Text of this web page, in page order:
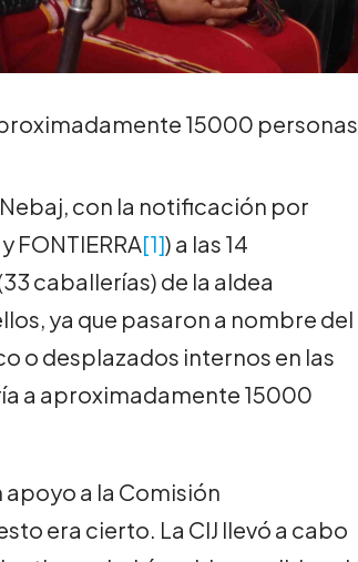
15000 personas
con la notificación por
FONTIERRA[1]) a las 14
caballerías) de la aldea
ya que pasaron a nombre del
o desplazados internos en las
a aproximadamente 15000
a la Comisión
era cierto. La CIJ llevó a cabo